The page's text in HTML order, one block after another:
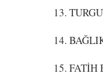
13.
14.
15. FATİH